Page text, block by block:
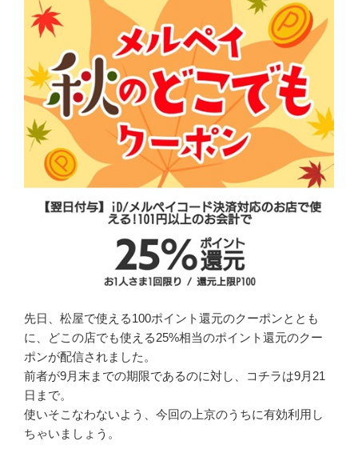
先日、松屋で使える100ポイント還元のクーポンととも
に、どこの店でも使える25%相当のポイント還元のクー
ポンが配信されました。
前者が9月末までの期限であるのに対し、コチラは9月21
日まで。
使いそこなわないよう、今回の上京のうちに有効利用し
ちゃいましょう。